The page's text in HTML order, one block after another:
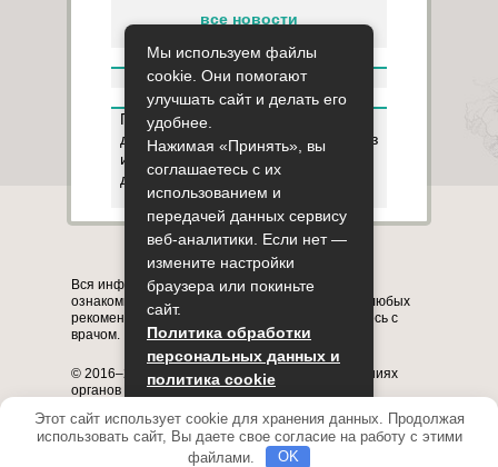
все новости
Пользуясь данным ресурсом вы
даёте разрешение на сбор, анализ
и хранение своих персональных
данных согласно Правилам
Карта сайта О сайте Контакты
Вся информация на сайте представлена в
ознакомительных целях. Перед применением любых
рекомендаций обязательно проконсультируйтесь с
врачом.
© 2016–2026, медицинский портал о заболеваниях
органов системы дыхания astmania.ru
сайта без указания активной ссылки на него
запрещено.
Мы используем файлы
cookie. Они помогают
улучшать сайт и делать его
удобнее.
Нажимая «Принять», вы
соглашаетесь с их
использованием и
передачей данных сервису
веб-аналитики. Если нет —
измените настройки
браузера или покиньте
сайт.
Политика обработки
персональных данных и
политика cookie
Принять
Этот сайт использует cookie для хранения данных. Продолжая
использовать сайт, Вы даете свое согласие на работу с этими
файлами.
OK